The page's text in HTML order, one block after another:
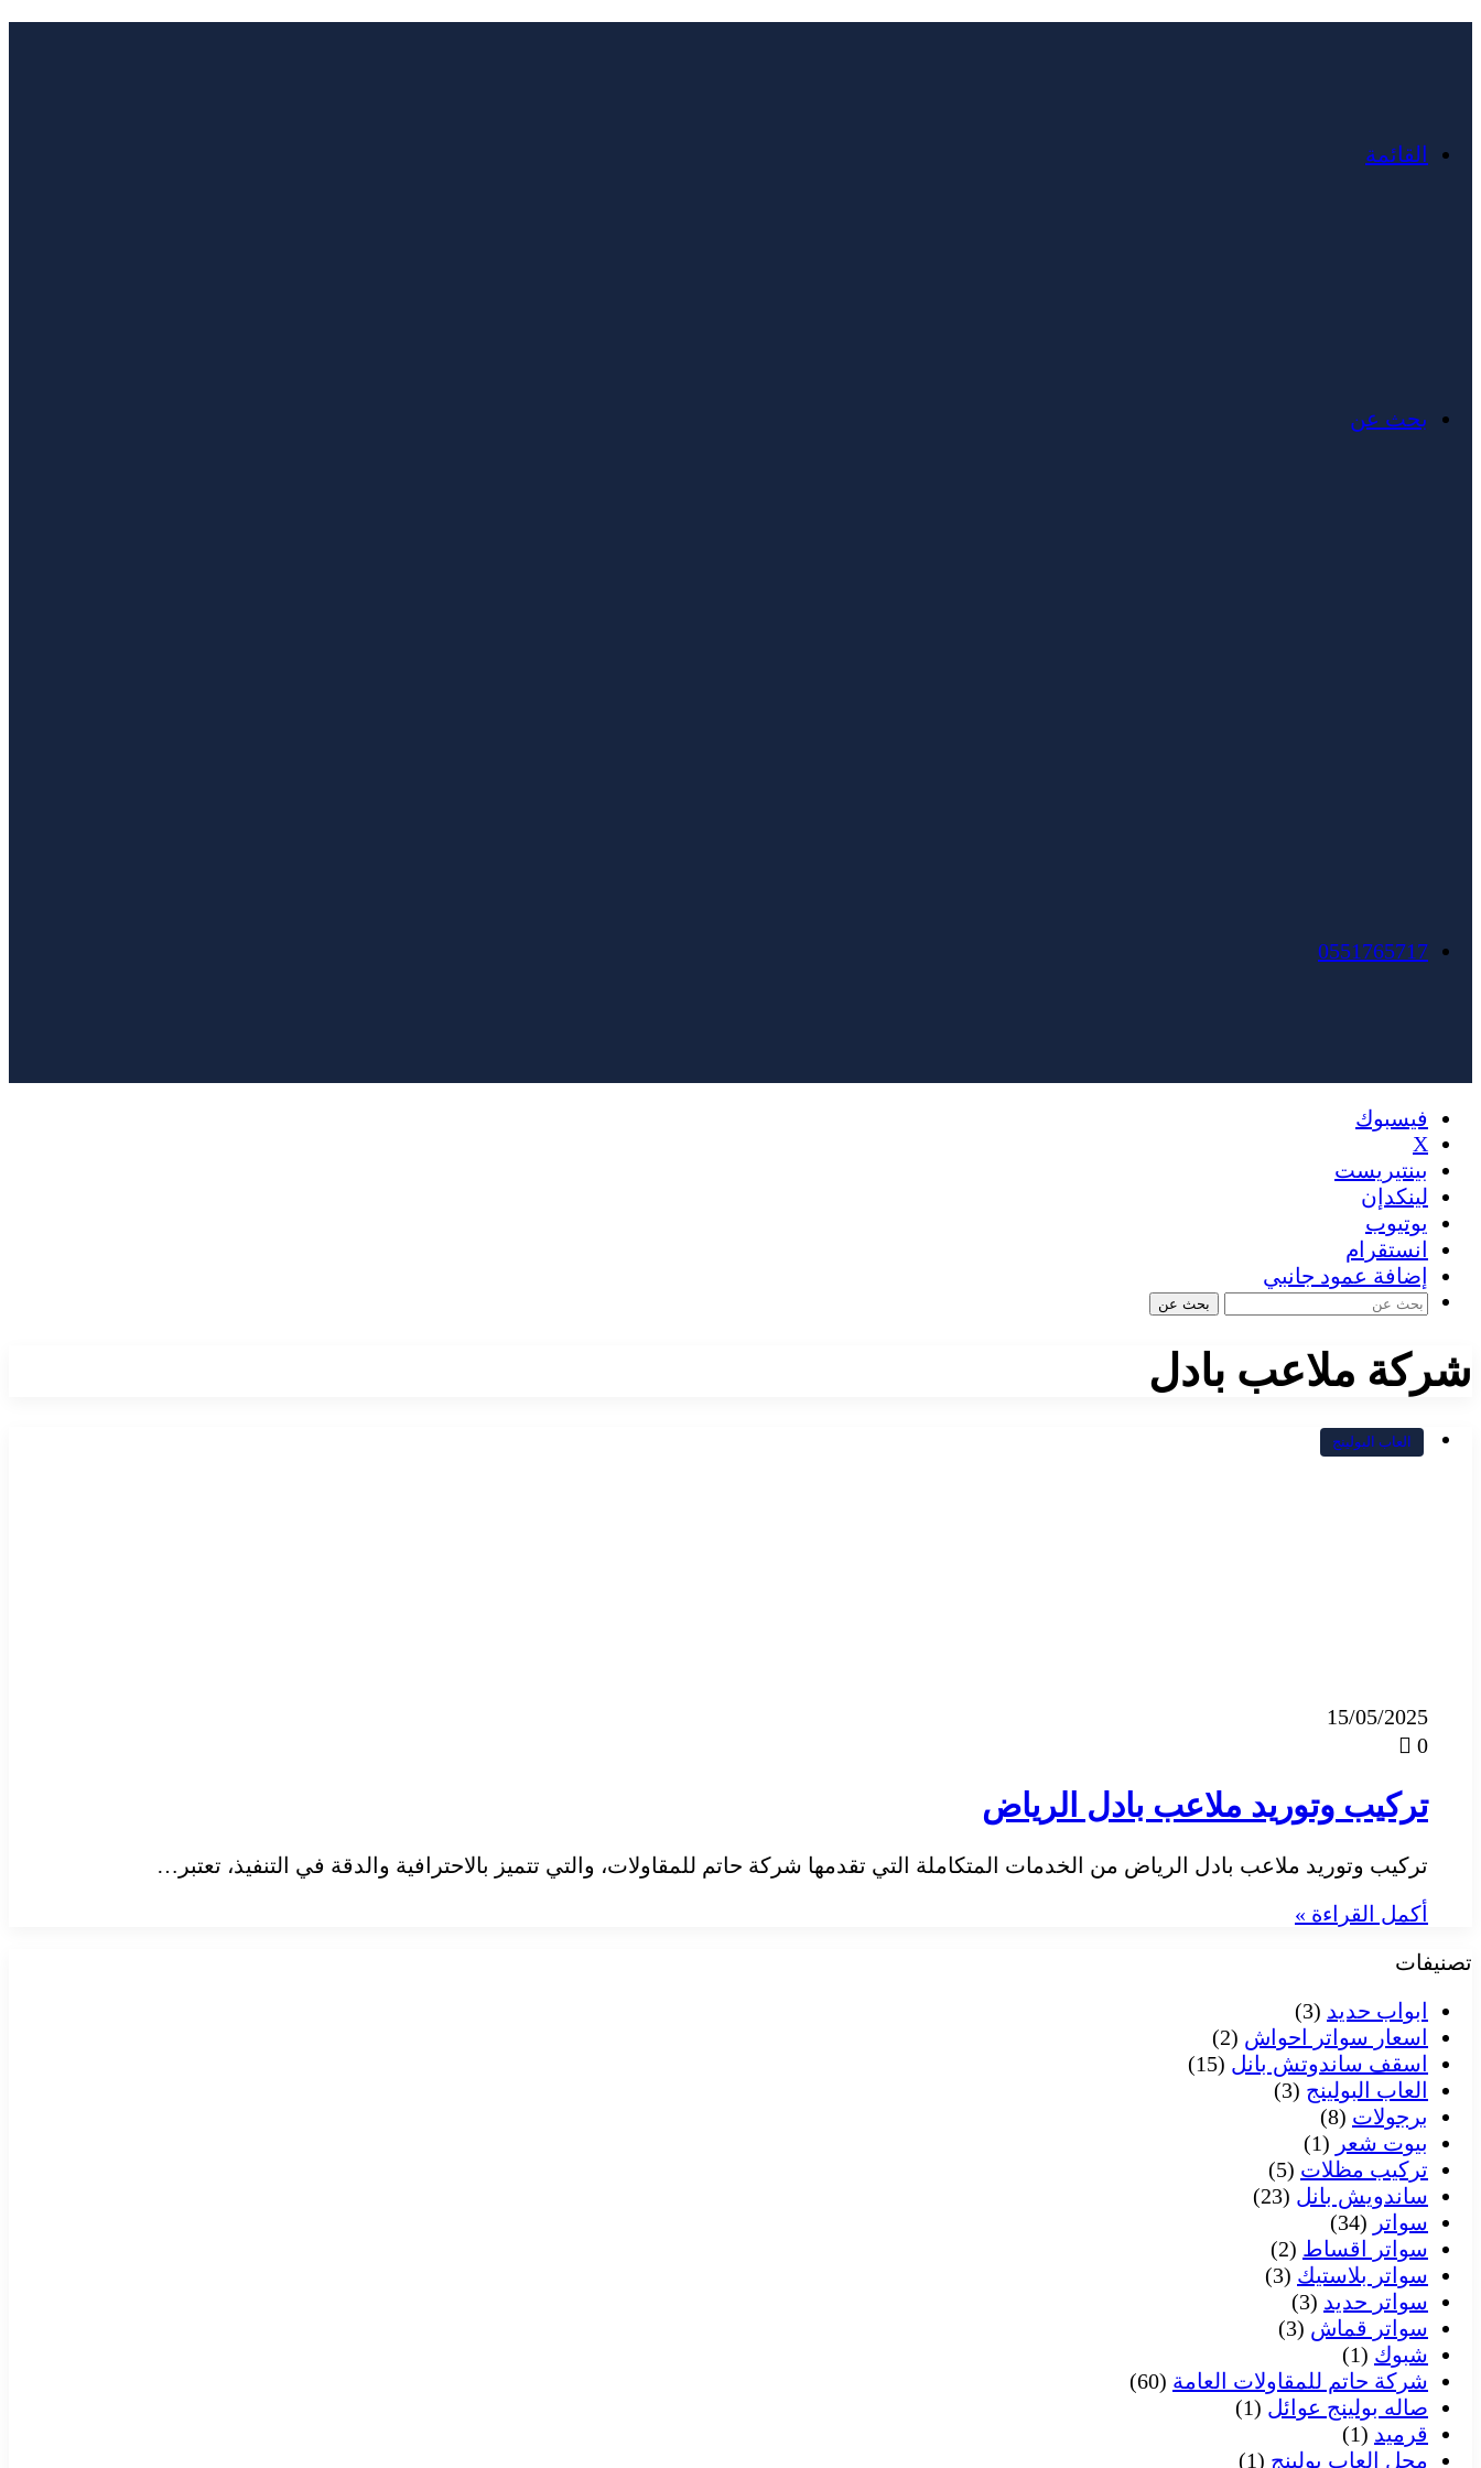
القائمة
بحث عن
0551765717
فيسبوك
X
بينتيريست
لينكدإن
يوتيوب
انستقرام
إضافة عمود جانبي
بحث عن
شركة ملاعب بادل
العاب البولينج
15/05/2025
0
تركيب وتوريد ملاعب بادل الرياض
تركيب وتوريد ملاعب بادل الرياض من الخدمات المتكاملة التي تقدمها شركة حاتم للمقاولات، والتي تتميز بالاحترافية والدقة في التنفيذ، تعتبر…
أكمل القراءة »
تصنيفات
ابواب حديد (3)
اسعار سواتر احواش (2)
اسقف ساندوتش بانل (15)
العاب البولينج (3)
برجولات (8)
بيوت شعر (1)
تركيب مظلات (5)
ساندويش بانل (23)
سواتر (34)
سواتر اقساط (2)
سواتر بلاستيك (3)
سواتر حديد (3)
سواتر قماش (3)
شبوك (1)
شركة حاتم للمقاولات العامة (60)
صاله بولينج عوائل (1)
قرميد (1)
محل العاب بولينج (1)